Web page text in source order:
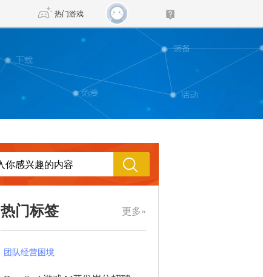
热门游戏
DNF 传奇4
诛仙世界 新仙侠5
更多»
热门标签
团队经营困境